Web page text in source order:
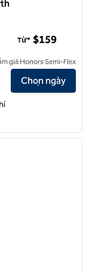
Hilton Jackson North
Từ* $159
giá Honors Semi-Flex
Chọn ngày
ảnh